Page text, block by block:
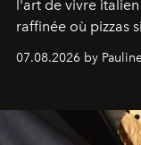
l'art de vivre
raffinée où pizzas
07.08.2026 by